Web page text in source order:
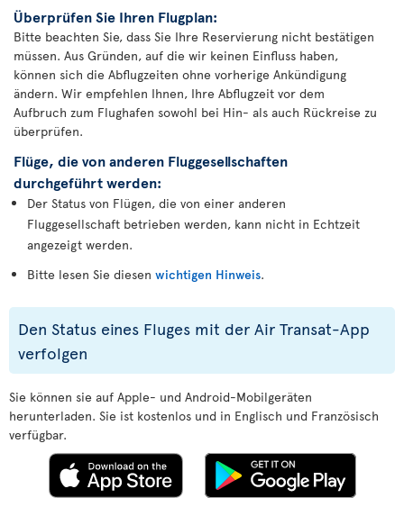
Überprüfen Sie Ihren Flugplan:
Bitte beachten Sie, dass Sie Ihre Reservierung nicht bestätigen
müssen. Aus Gründen, auf die wir keinen Einfluss haben,
können sich die Abflugzeiten ohne vorherige Ankündigung
ändern. Wir empfehlen Ihnen, Ihre Abflugzeit vor dem
Aufbruch zum Flughafen sowohl bei Hin- als auch Rückreise zu
überprüfen.
Flüge, die von anderen Fluggesellschaften
durchgeführt werden:
Der Status von Flügen, die von einer anderen
Fluggesellschaft betrieben werden, kann nicht in Echtzeit
angezeigt werden.
Bitte lesen Sie diesen wichtigen Hinweis.
Den Status eines Fluges mit der Air Transat-App
verfolgen
Sie können sie auf Apple- und Android-Mobilgeräten
herunterladen. Sie ist kostenlos und in Englisch und Französisch
verfügbar.